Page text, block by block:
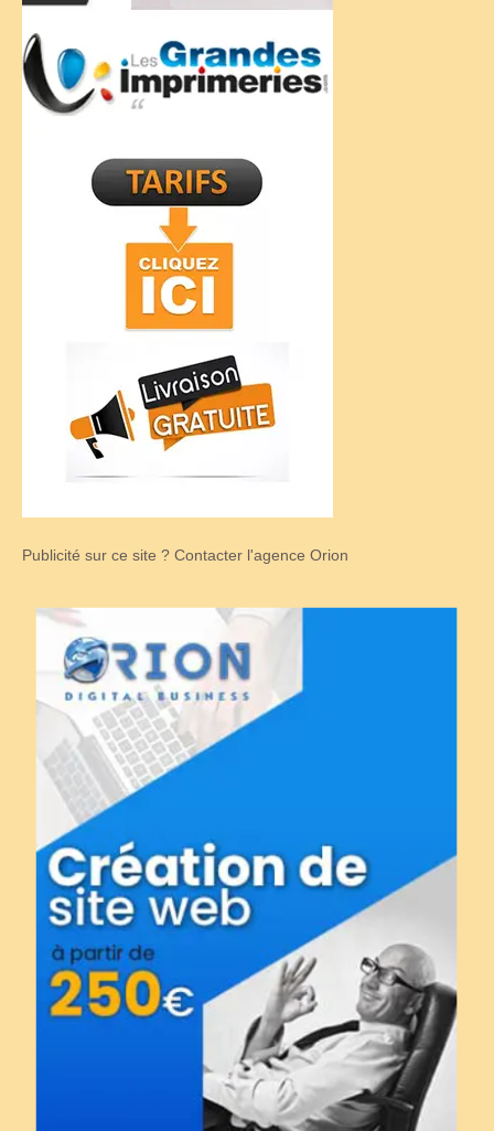
Publicité sur ce site ? Contacter l'agence Orion